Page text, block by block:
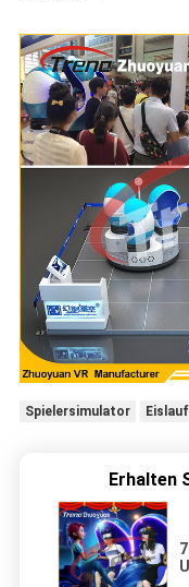
Spielersimulator
Erhalten